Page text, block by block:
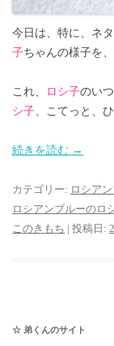
今日は、特に、ネ
子ちゃんの様子を
これ、 ロシ子のい
シ子、こてっと、
続きを読む →
カテゴリー: ロシア
ロシアンブルーのロ
このきもち | 投稿日:
☆ 弟くんのサイト